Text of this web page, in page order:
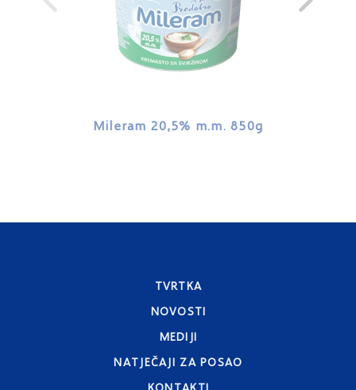
Mileram 20,5% m.m. 850g
TVRTKA
NOVOSTI
MEDIJI
NATJEČAJI ZA POSAO